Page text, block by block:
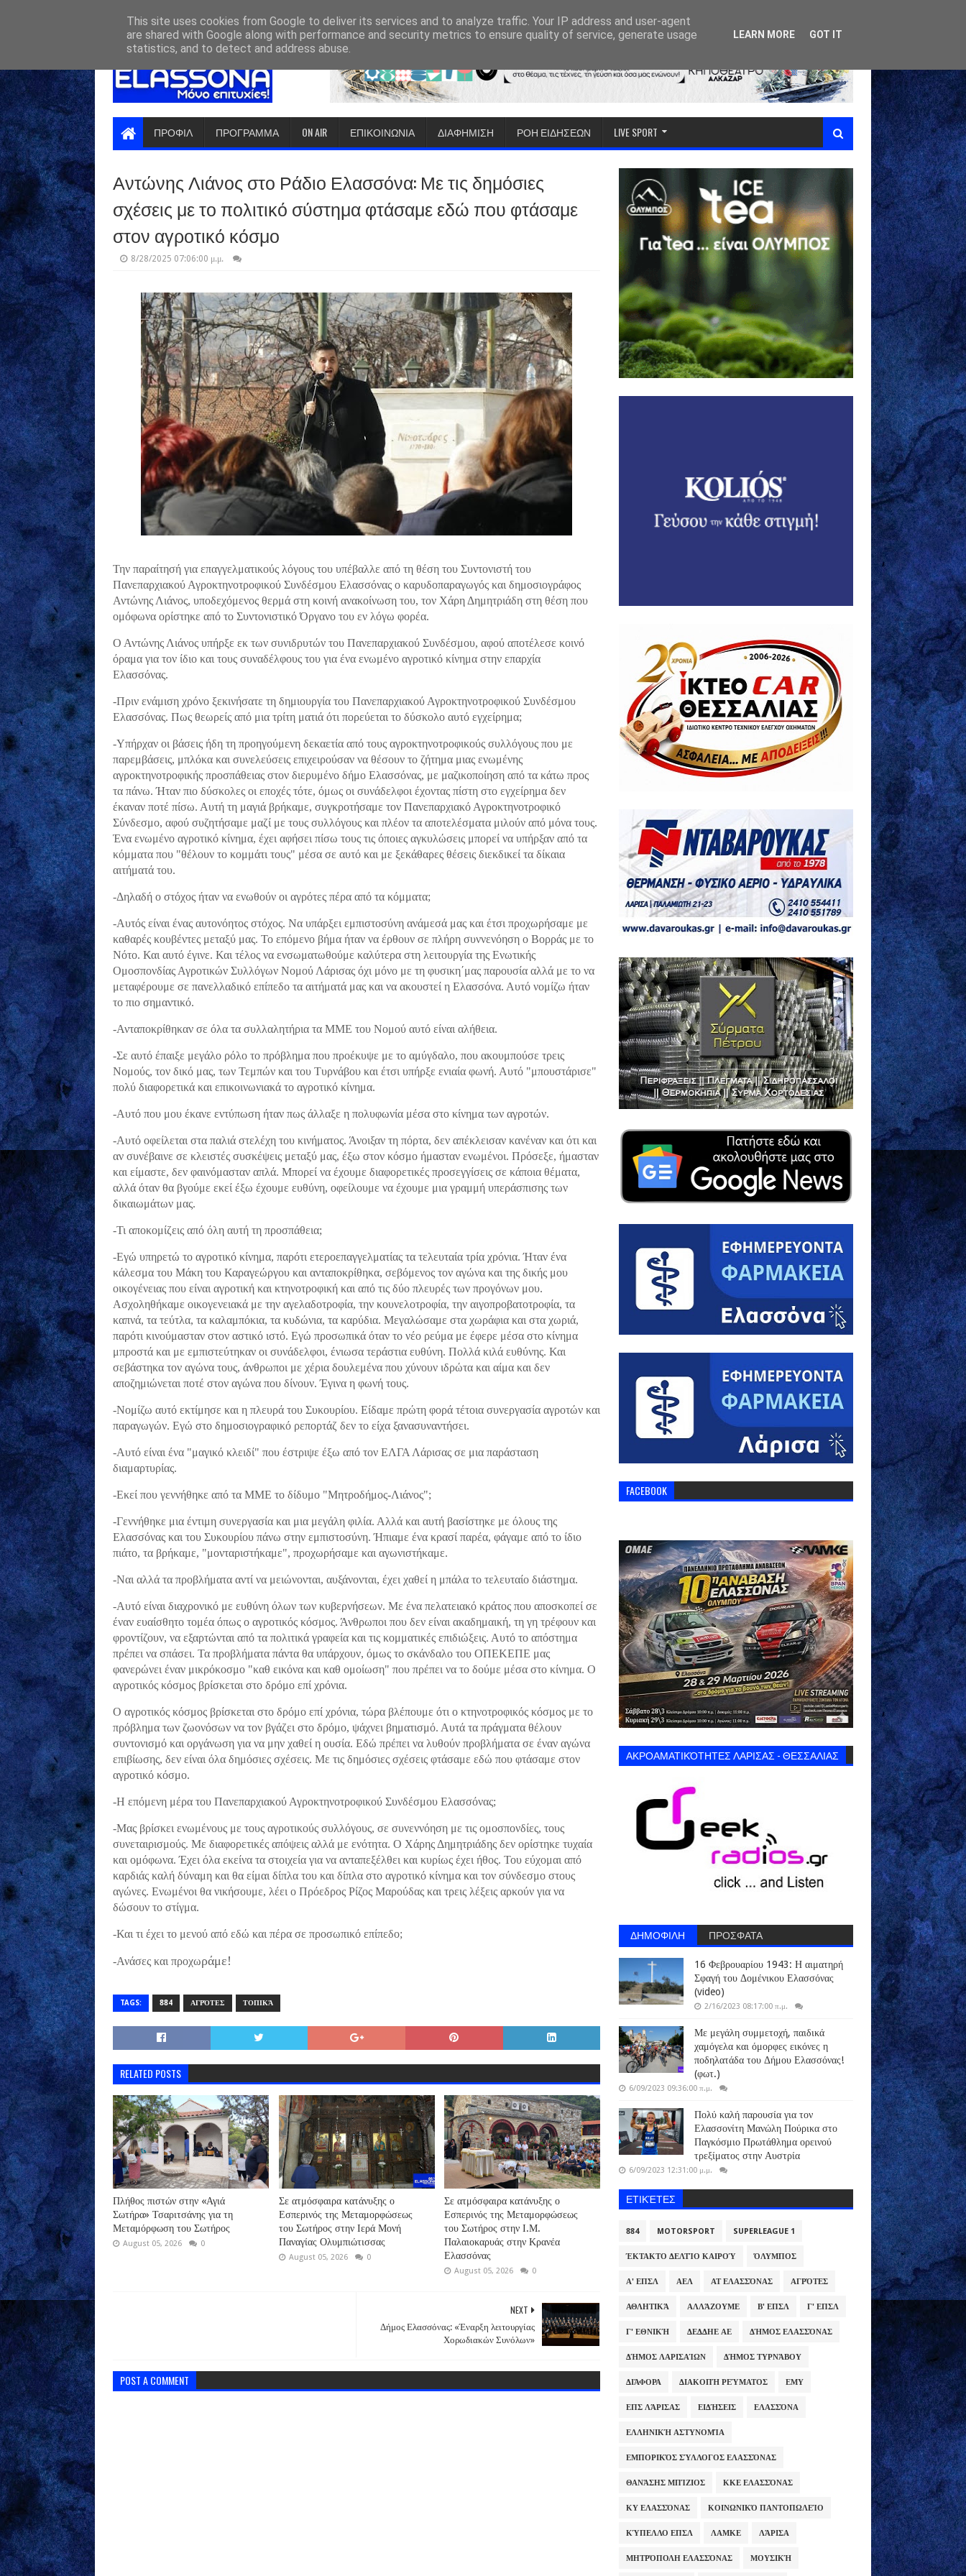
ΠΡΟΦΙΛ ΠΡΟΓΡΑΜΜΑ ON AIR ΕΠΙΚΟΙΝΩΝΙΑ ΔΙΑΦΗΜΙΣΗ ΡΟΗ ΕΙΔΗΣΕΩΝ LIVE SPORT
Αντώνης Λιάνος στο Ράδιο Ελασσόνα: Με τις δημόσιες
σχέσεις με το πολιτικό σύστημα φτάσαμε εδώ που φτάσαμε
στον αγροτικό κόσμο
8/28/2025 07:06:00 μ.μ.
Την παραίτησή για επαγγελματικούς λόγους του υπέβαλλε από τη θέση του Συντονιστή του
Πανεπαρχιακού Αγροκτηνοτροφικού Συνδέσμου Ελασσόνας ο καρυδοπαραγωγός και δημοσιογράφος
Αντώνης Λιάνος, υποδεχόμενος θερμά στη κοινή ανακοίνωση του, τον Χάρη Δημητριάδη στη θέση που
ομόφωνα ορίστηκε από το Συντονιστικό Όργανο του εν λόγω φορέα.
Ο Αντώνης Λιάνος υπήρξε εκ των συνιδρυτών του Πανεπαρχιακού Συνδέσμου, αφού αποτέλεσε κοινό
όραμα για τον ίδιο και τους συναδέλφους του για ένα ενωμένο αγροτικό κίνημα στην επαρχία
Ελασσόνας.
-Πριν ενάμιση χρόνο ξεκινήσατε τη δημιουργία του Πανεπαρχιακού Αγροκτηνοτροφικού Συνδέσμου
Ελασσόνας. Πως θεωρείς από μια τρίτη ματιά ότι πορεύεται το δύσκολο αυτό εγχείρημα;
-Υπήρχαν οι βάσεις ήδη τη προηγούμενη δεκαετία από τους αγροκτηνοτροφικούς συλλόγους που με
παρεμβάσεις, μπλόκα και συνελεύσεις επιχειρούσαν να θέσουν το ζήτημα μιας ενωμένης
αγροκτηνοτροφικής προσπάθειας στον διερυμένο δήμο Ελασσόνας, με μαζικοποίηση από τα κάτω προς
τα πάνω. Ήταν πιο δύσκολες οι εποχές τότε, όμως οι συνάδελφοι έχοντας πίστη στο εγχείρημα δεν
έκαναν ποτέ πίσω. Αυτή τη μαγιά βρήκαμε, συγκροτήσαμε τον Πανεπαρχιακό Αγροκτηνοτροφικό
Σύνδεσμο, αφού συζητήσαμε μαζί με τους συλλόγους και πλέον τα αποτελέσματα μιλούν από μόνα τους.
Ένα ενωμένο αγροτικό κίνημα, έχει αφήσει πίσω τους τις όποιες αγκυλώσεις μπορεί να υπήρξαν από τα
κόμματα που "θέλουν το κομμάτι τους" μέσα σε αυτό και με ξεκάθαρες θέσεις διεκδικεί τα δίκαια
αιτήματά του.
-Δηλαδή ο στόχος ήταν να ενωθούν οι αγρότες πέρα από τα κόμματα;
-Αυτός είναι ένας αυτονόητος στόχος. Να υπάρξει εμπιστοσύνη ανάμεσά μας και έτσι προχωρήσαμε με
καθαρές κουβέντες μεταξύ μας. Το επόμενο βήμα ήταν να έρθουν σε πλήρη συννενόηση ο Βορράς με το
Νότο. Και αυτό έγινε. Και τέλος να ενσωματωθούμε καλύτερα στη λειτουργία της Ενωτικής
Ομοσπονδίας Αγροτικών Συλλόγων Νομού Λάρισας όχι μόνο με τη φυσικη΄μας παρουσία αλλά με το να
μεταφέρουμε σε πανελλαδικό επίπεδο τα αιτήματά μας και να ακουστεί η Ελασσόνα. Αυτό νομίζω ήταν
το πιο σημαντικό.
-Ανταποκρίθηκαν σε όλα τα συλλαλητήρια τα ΜΜΕ του Νομού αυτό είναι αλήθεια.
-Σε αυτό έπαιξε μεγάλο ρόλο το πρόβλημα που προέκυψε με το αμύγδαλο, που ακουμπούσε τρεις
Νομούς, τον δικό μας, των Τεμπών και του Τυρνάβου και έτσι υπήρξε ενιαία φωνή. Αυτό "μπουστάρισε"
πολύ διαφορετικά και επικοινωνιακά το αγροτικό κίνημα.
-Αυτό που μου έκανε εντύπωση ήταν πως άλλαξε η πολυφωνία μέσα στο κίνημα των αγροτών.
-Αυτό οφείλεται στα παλιά στελέχη του κινήματος. Άνοιξαν τη πόρτα, δεν απέκλεισαν κανέναν και ότι και
αν συνέβαινε σε κλειστές συσκέψεις μεταξύ μας, έξω στον κόσμο ήμασταν ενωμένοι. Πρόσεξε, ήμασταν
και είμαστε, δεν φαινόμασταν απλά. Μπορεί να έχουμε διαφορετικές προσεγγίσεις σε κάποια θέματα,
αλλά όταν θα βγούμε εκεί έξω έχουμε ευθύνη, οφείλουμε να έχουμε μια γραμμή υπεράσπισης των
δικαιωμάτων μας.
-Τι αποκομίζεις από όλη αυτή τη προσπάθεια;
-Εγώ υπηρετώ το αγροτικό κίνημα, παρότι ετεροεπαγγελματίας τα τελευταία τρία χρόνια. Ήταν ένα
κάλεσμα του Μάκη του Καραγεώργου και ανταποκρίθηκα, σεβόμενος τον αγώνα και της δικής μου
οικογένειας που είναι αγροτική και κτηνοτροφική και από τις δύο πλευρές των προγόνων μου.
Ασχοληθήκαμε οικογενειακά με την αγελαδοτροφία, την κουνελοτροφία, την αιγοπροβατοτροφία, τα
καπνά, τα τεύτλα, τα καλαμπόκια, τα κυδώνια, τα καρύδια. Μεγαλώσαμε στα χωράφια και στα χωριά,
παρότι κινούμασταν στον αστικό ιστό. Εγώ προσωπικά όταν το νέο ρεύμα με έφερε μέσα στο κίνημα
μπροστά και με εμπιστεύτηκαν οι συνάδελφοι, ένιωσα τεράστια ευθύνη. Πολλά κιλά ευθύνης. Και
σεβάστηκα τον αγώνα τους, άνθρωποι με χέρια δουλεμένα που χύνουν ιδρώτα και αίμα και δεν
αποζημιώνεται ποτέ στον αγώνα που δίνουν. Έγινα η φωνή τους.
-Νομίζω αυτό εκτίμησε και η πλευρά του Συκουρίου. Είδαμε πρώτη φορά τέτοια συνεργασία αγροτών και
παραγωγών. Εγώ στο δημοσιογραφικό ρεπορτάζ δεν το είχα ξανασυναντήσει.
-Αυτό είναι ένα "μαγικό κλειδί" που έστριψε έξω από τον ΕΛΓΑ Λάρισας σε μια παράσταση
διαμαρτυρίας.
-Εκεί που γεννήθηκε από τα ΜΜΕ το δίδυμο "Μητροδήμος-Λιάνος";
-Γεννήθηκε μια έντιμη συνεργασία και μια μεγάλη φιλία. Αλλά και αυτή βασίστηκε με όλους της
Ελασσόνας και του Συκουρίου πάνω στην εμπιστοσύνη. Ήπιαμε ένα κρασί παρέα, φάγαμε από το ίδιο
πιάτο, τα βρήκαμε, "μονταριστήκαμε", προχωρήσαμε και αγωνιστήκαμε.
-Ναι αλλά τα προβλήματα αντί να μειώνονται, αυξάνονται, έχει χαθεί η μπάλα το τελευταίο διάστημα.
-Αυτό είναι διαχρονικό με ευθύνη όλων των κυβερνήσεων. Με ένα πελατειακό κράτος που αποσκοπεί σε
έναν ευαίσθητο τομέα όπως ο αγροτικός κόσμος. Άνθρωποι που δεν είναι ακαδημαική, τη γη τρέφουν και
φροντίζουν, να εξαρτώνται από τα πολιτικά γραφεία και τις κομματικές επιδιώξεις. Αυτό το απόστημα
πρέπει να σπάσει. Τα προβλήματα πάντα θα υπάρχουν, όμως το σκάνδαλο του ΟΠΕΚΕΠΕ μας
φανερώνει έναν μικρόκοσμο "καθ εικόνα και καθ ομοίωση" που πρέπει να το δούμε μέσα στο κίνημα. Ο
αγροτικός κόσμος βρίσκεται στο δρόμο επί χρόνια.
Ο αγροτικός κόσμος βρίσκεται στο δρόμο επί χρόνια, τώρα βλέπουμε ότι ο κτηνοτροφικός κόσμος με το
πρόβλημα των ζωονόσων να τον βγάζει στο δρόμο, ψάχνει βηματισμό. Αυτά τα πράγματα θέλουν
συντονισμό και οργάνωση για να μην χαθεί η ουσία. Εδώ πρέπει να λυθούν προβλήματα σε έναν αγώνα
επιβίωσης, δεν είναι όλα δημόσιες σχέσεις. Με τις δημόσιες σχέσεις φτάσαμε εδώ που φτάσαμε στον
αγροτικό κόσμο.
-Η επόμενη μέρα του Πανεπαρχιακού Αγροκτηνοτροφικού Συνδέσμου Ελασσόνας;
-Μας βρίσκει ενωμένους με τους αγροτικούς συλλόγους, σε συνεννόηση με τις ομοσπονδίες, τους
συνεταιρισμούς. Με διαφορετικές απόψεις αλλά με ενότητα. Ο Χάρης Δημητριάδης δεν ορίστηκε τυχαία
και ομόφωνα. Έχει όλα εκείνα τα στοιχεία για να ανταπεξέλθει και κυρίως έχει ήθος. Του εύχομαι από
καρδιάς καλή δύναμη και θα είμαι δίπλα του και δίπλα στο αγροτικό κίνημα και τον σύνδεσμο στους
αγώνες. Ενωμένοι θα νικήσουμε, λέει ο Πρόεδρος Ρίζος Μαρούδας και τρεις λέξεις αρκούν για να
δώσουν το στίγμα.
-Και τι έχει το μενού από εδώ και πέρα σε προσωπικό επίπεδο;
-Ανάσες και προχωράμε!
TAGS: 884 ΑΓΡΌΤΕΣ ΤΟΠΙΚΆ
RELATED POSTS
Πλήθος πιστών στην «Αγιά
Σωτήρα» Τσαριτσάνης για τη
Μεταμόρφωση του Σωτήρος
August 05, 2026 0
Σε ατμόσφαιρα κατάνυξης ο
Εσπερινός της Μεταμορφώσεως
του Σωτήρος στην Ιερά Μονή
Παναγίας Ολυμπιώτισσας
August 05, 2026 0
Σε ατμόσφαιρα κατάνυξης ο
Εσπερινός της Μεταμορφώσεως
του Σωτήρος στην Ι.Μ.
Παλαιοκαρυάς στην Κρανέα
Ελασσόνας
August 05, 2026 0
NEXT
Δήμος Ελασσόνας: «Έναρξη λειτουργίας
Χορωδιακών Συνόλων»
POST A COMMENT
FACEBOOK
ΑΚΡΟΑΜΑΤΙΚΌΤΗΤΕΣ ΛΑΡΙΣΑΣ - ΘΕΣΣΑΛΙΑΣ
ΔΗΜΟΦΙΛΗ ΠΡΟΣΦΑΤΑ
16 Φεβρουαρίου 1943: Η αιματηρή
Σφαγή του Δομένικου Ελασσόνας
(video)
2/16/2023 08:17:00 π.μ.
Με μεγάλη συμμετοχή, παιδικά
χαμόγελα και όμορφες εικόνες η
ποδηλατάδα του Δήμου Ελασσόνας!
(φωτ.)
6/09/2023 09:36:00 π.μ.
Πολύ καλή παρουσία για τον
Ελασσονίτη Μανώλη Πούρικα στο
Παγκόσμιο Πρωτάθλημα ορεινού
τρεξίματος στην Αυστρία
6/09/2023 12:31:00 μ.μ.
ΕΤΙΚΈΤΕΣ
884 MOTORSPORT SUPERLEAGUE 1
ΈΚΤΑΚΤΟ ΔΕΛΤΊΟ ΚΑΙΡΟΎ ΌΛΥΜΠΟΣ
Α' ΕΠΣΛ ΑΕΛ ΑΤ ΕΛΑΣΣΌΝΑΣ ΑΓΡΌΤΕΣ
ΑΘΛΗΤΙΚΆ ΑΛΛΆΖΟΥΜΕ Β' ΕΠΣΛ Γ' ΕΠΣΛ
Γ' ΕΘΝΙΚΉ ΔΕΔΔΗΕ ΑΕ ΔΉΜΟΣ ΕΛΑΣΣΌΝΑΣ
ΔΉΜΟΣ ΛΑΡΙΣΑΊΩΝ ΔΉΜΟΣ ΤΥΡΝΆΒΟΥ
ΔΙΆΦΟΡΑ ΔΙΑΚΟΠΉ ΡΕΎΜΑΤΟΣ ΕΜΥ
ΕΠΣ ΛΆΡΙΣΑΣ ΕΙΔΉΣΕΙΣ ΕΛΑΣΣΌΝΑ
ΕΛΛΗΝΙΚΉ ΑΣΤΥΝΟΜΊΑ
ΕΜΠΟΡΙΚΌΣ ΣΎΛΛΟΓΟΣ ΕΛΑΣΣΌΝΑΣ
ΘΑΝΆΣΗΣ ΜΠΊΖΙΟΣ ΚΚΕ ΕΛΑΣΣΌΝΑΣ
ΚΥ ΕΛΑΣΣΌΝΑΣ ΚΟΙΝΩΝΙΚΌ ΠΑΝΤΟΠΩΛΕΊΟ
ΚΎΠΕΛΛΟ ΕΠΣΛ ΛΑΜΚΕ ΛΆΡΙΣΑ
ΜΗΤΡΌΠΟΛΗ ΕΛΑΣΣΌΝΑΣ ΜΟΥΣΙΚΉ
This site uses cookies from Google to deliver its services and to analyze traffic. Your IP address and user-agent
are shared with Google along with performance and security metrics to ensure quality of service, generate usage
statistics, and to detect and address abuse.
LEARN MORE GOT IT